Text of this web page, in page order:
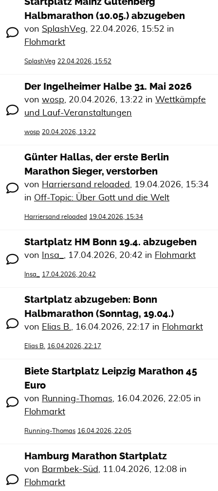
Halbmarathon (10.05.) abzugeben
von SplashVeg, 22.04.2026, 15:52 in
Flohmarkt
SplashVeg 22.04.2026, 15:52
Der Ingelheimer Halbe 31. Mai 2026
von wosp, 20.04.2026, 13:22 in Wettkämpfe
und Lauf-Veranstaltungen
wosp 20.04.2026, 13:22
Günter Hallas, der erste Berlin
Marathon Sieger, verstorben
von Harriersand reloaded, 19.04.2026, 15:34
in Off-Topic: Über Gott und die Welt
Harriersand reloaded 19.04.2026, 15:34
Startplatz HM Bonn 19.4. abzugeben
von Insa_ , 17.04.2026, 20:42 in Flohmarkt
Insa_ 17.04.2026, 20:42
Startplatz abzugeben: Bonn
Halbmarathon (Sonntag, 19.04.)
von Elias B., 16.04.2026, 22:17 in Flohmarkt
Elias B. 16.04.2026, 22:17
Biete Startplatz Leipzig Marathon 45
Euro
von Running-Thomas, 16.04.2026, 22:05 in
Flohmarkt
Running-Thomas 16.04.2026, 22:05
Hamburg Marathon Startplatz
von Barmbek-Süd, 11.04.2026, 12:08 in
Flohmarkt